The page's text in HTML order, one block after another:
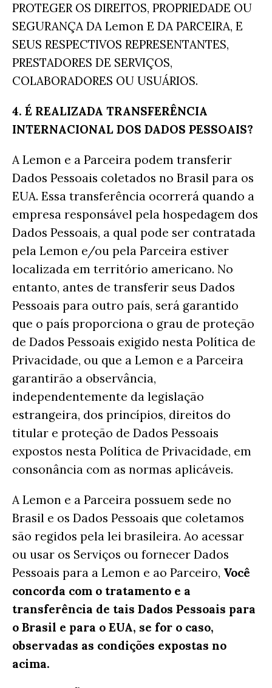
PROTEGER OS DIREITOS, PROPRIEDADE OU
SEGURANÇA DA Lemon E DA PARCEIRA, E
SEUS RESPECTIVOS REPRESENTANTES,
PRESTADORES DE SERVIÇOS,
COLABORADORES OU USUÁRIOS.
4. É REALIZADA TRANSFERÊNCIA
INTERNACIONAL DOS DADOS PESSOAIS?
A Lemon e a Parceira podem transferir
Dados Pessoais coletados no Brasil para os
EUA. Essa transferência ocorrerá quando a
empresa responsável pela hospedagem dos
Dados Pessoais, a qual pode ser contratada
pela Lemon e/ou pela Parceira estiver
localizada em território americano. No
entanto, antes de transferir seus Dados
Pessoais para outro país, será garantido
que o país proporciona o grau de proteção
de Dados Pessoais exigido nesta Política de
Privacidade, ou que a Lemon e a Parceira
garantirão a observância,
independentemente da legislação
estrangeira, dos princípios, direitos do
titular e proteção de Dados Pessoais
expostos nesta Política de Privacidade, em
consonância com as normas aplicáveis.
A Lemon e a Parceira possuem sede no
Brasil e os Dados Pessoais que coletamos
são regidos pela lei brasileira. Ao acessar
ou usar os Serviços ou fornecer Dados
Pessoais para a Lemon e ao Parceiro, Você
concorda com o tratamento e a
transferência de tais Dados Pessoais para
o Brasil e para o EUA, se for o caso,
observadas as condições expostas no
acima.